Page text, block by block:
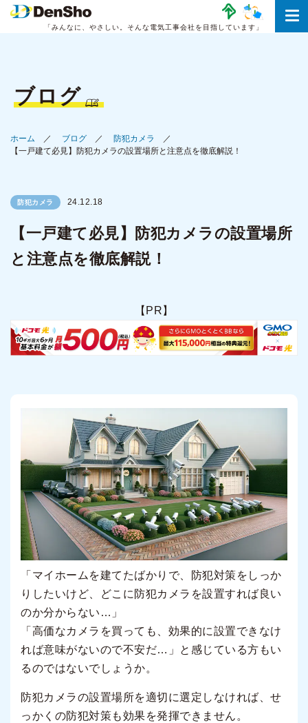
「みんなに、やさしい。 そんな電気工事会社を目指しています」
ブログ
ホーム ブログ
防犯カメラ
【一戸建て必見】防犯カメラの設置場所と注意点を徹底解説！
防犯カメラ 24.12.18
【一戸建て必見】防犯カメラの設置場所
と注意点を徹底解説！
【PR】
「マイホームを建てたばかりで、防犯対策をしっか
りしたいけど、どこに防犯カメラを設置すれば良い
のか分からない…」
「高価なカメラを買っても、効果的に設置できなけ
れば意味がないので不安だ…」と感じている方もい
るのではないでしょうか。
防犯カメラの設置場所を適切に選定しなければ、せ
っかくの防犯対策も効果を発揮できません。